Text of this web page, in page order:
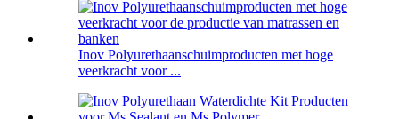
Inov Polyurethaanschuimproducten met hoge
veerkracht voor ...